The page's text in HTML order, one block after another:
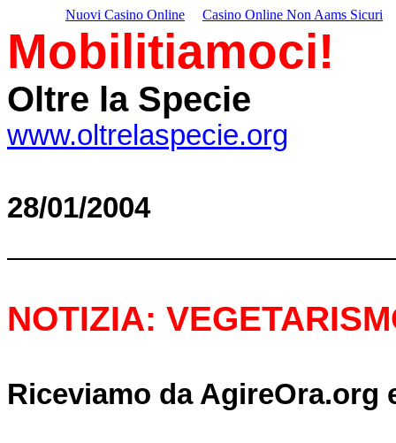
Nuovi Casino Online Casino Online Non Aams Sicuri
Mobilitiamoci!
Oltre la Specie
www.oltrelaspecie.org
28/01/2004
NOTIZIA:
Riceviamo da AgireOra.org